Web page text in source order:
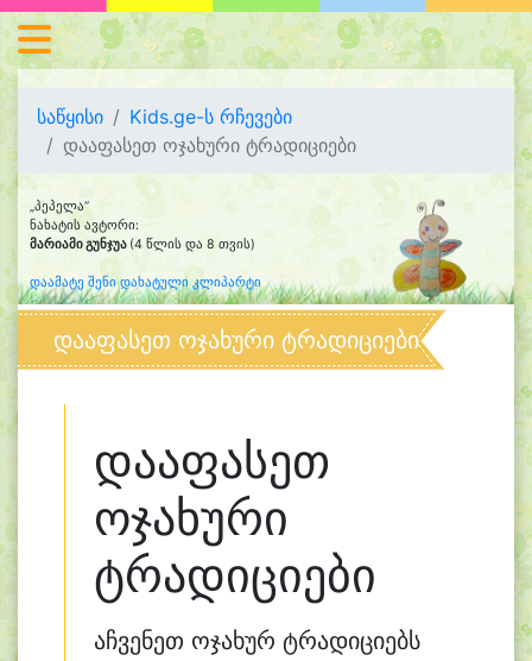
საწყისი
Kids.ge-ს რჩევები
დააფასეთ ოჯახური ტრადიციები
„პეპელა“
ნახატის ავტორი:
მარიამი გუნჯუა (4 წლის და 8 თვის)
დაამატე შენი დახატული კლიპარტი
დააფასეთ ოჯახური ტრადიციები
დააფასეთ
ოჯახური
ტრადიციები
აჩვენეთ ოჯახურ ტრადიციებს